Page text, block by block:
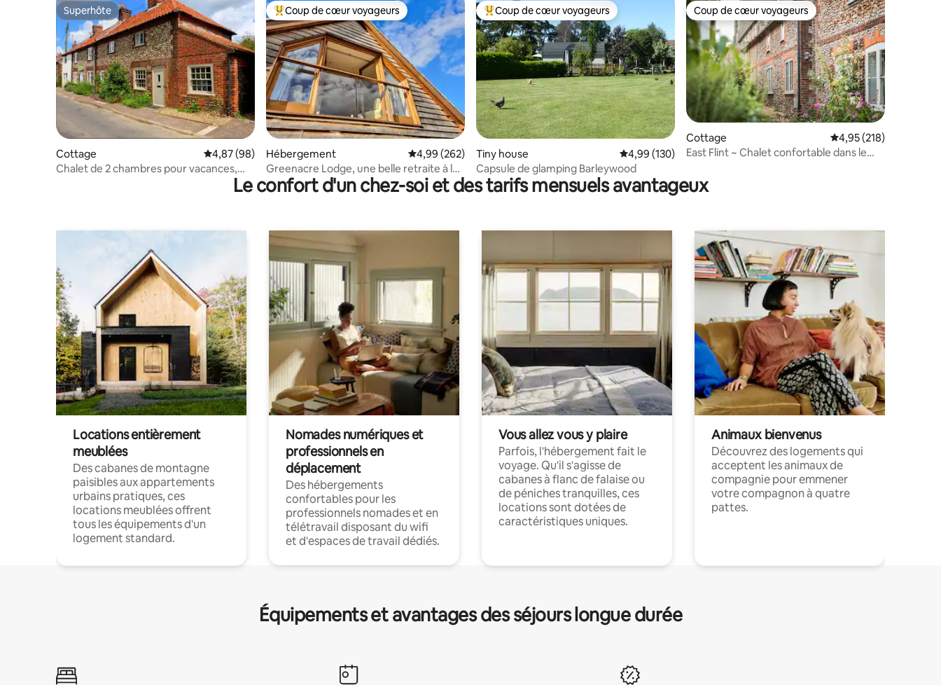
Superhôte
Superhôte
Cottage Évaluation moyenne sur la base de 98 commentaires : 4,87 sur 5
4,87 (98)
Chalet de 2 chambres pour vacances,
Coups de cœur voyageurs les plus appréciés
Coup de cœur voyageurs
Hébergement Évaluation moyenne sur la base de 262 commentaires : 4,99 sur 5
4,99 (262)
Greenacre Lodge, une belle retraite à la
campagne
Coups de cœur voyageurs les plus appréciés
Coup de cœur voyageurs
Tiny house Évaluation moyenne sur la base de 130 commentaires : 4,99 sur 5
4,99 (130)
Capsule de glamping Barleywood
Coup de cœur voyageurs
Coup de cœur voyageurs
Cottage Évaluation moyenne
4,95 (218)
East Flint ~ Chalet confortable dans le
Le confort d'un chez-soi et des tarifs mensuels avantageux
Locations entièrement
meublées
Des cabanes de montagne
paisibles aux appartements
urbains pratiques, ces
locations meublées offrent
tous les équipements d'un
logement standard.
Nomades numériques et
professionnels en
déplacement
Des hébergements
confortables pour les
professionnels nomades et en
télétravail disposant du wifi
et d'espaces de travail dédiés.
Vous allez vous y plaire
Parfois, l'hébergement fait le
voyage. Qu'il s'agisse de
cabanes à flanc de falaise ou
de péniches tranquilles, ces
locations sont dotées de
caractéristiques uniques.
Animaux bienvenus
Découvrez des logements qui
acceptent les animaux de
compagnie pour emmener
votre compagnon à quatre
pattes.
Équipements et avantages des séjours longue durée